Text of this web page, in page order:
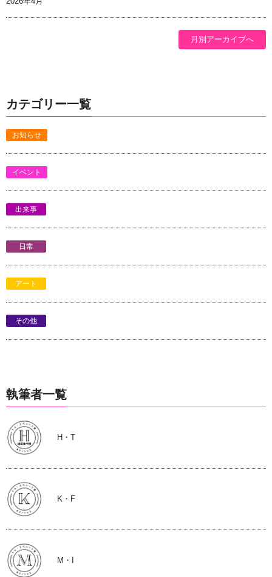
月別アーカイブへ
カテゴリー一覧
お知らせ
イベント
出来事
日常
アート
その他
執筆者一覧
H・T
K・F
M・I